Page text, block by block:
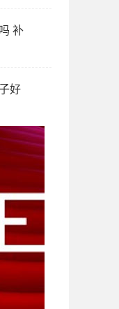
补
好